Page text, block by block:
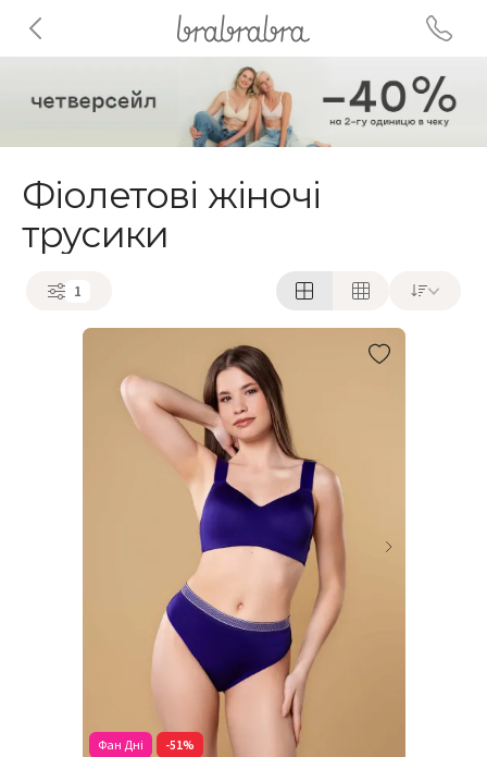
Фіолетові жіночі
трусики
1
Фан Дні -51%